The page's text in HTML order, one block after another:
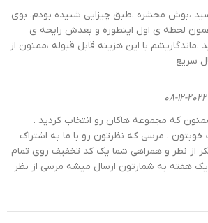
کوچکتری ساخته شده تا هر گونه
کند. باخرید ادکلن شرکتیبهترین
قیمت خواهید داشت.
کالکشن 322
بالای کالکشن اسمارت به شما
مورد علاقه‌ی خود را با کیفیت مطلوب
لذت ببرید. نزدیکی به رایحه‌ی اصلی و
کالکشن 322 وی ای پی 212 مردانه آن را گزینه خوبی برای
،بوش محشره ،طبق چیزایی شنیده بودم، بوی
لحظه ی اول اینطوره و بعدش رایحه ی
با این هزینه قابل قبوله ،ممنون از
سریع
2022-12-08
ممنون که مجموعه هاکان رو انتخاب کردید .
، مرسی که نظرتون رو با ما به اشتراک
از نظر و همراهی شما یک کد تخفیف روی تمام
هفته به شمارتون ارسال میشه مرسی از نظر